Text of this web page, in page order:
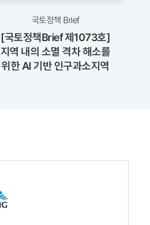
국토정책 Brief
[국토정책Brief 제1073호]
지역 내의 소멸 격차 해소를
위한 AI 기반 인구과소지역